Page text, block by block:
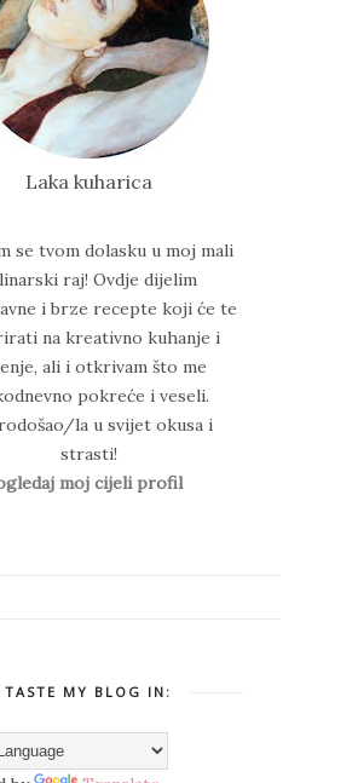
Laka kuharica
se tvom dolasku u moj mali
raj! Ovdje dijelim
i brze recepte koji će te
na kreativno kuhanje i
ali i otkrivam što me
pokreće i veseli.
la u svijet okusa i
strasti!
moj cijeli profil
TASTE MY BLOG IN: